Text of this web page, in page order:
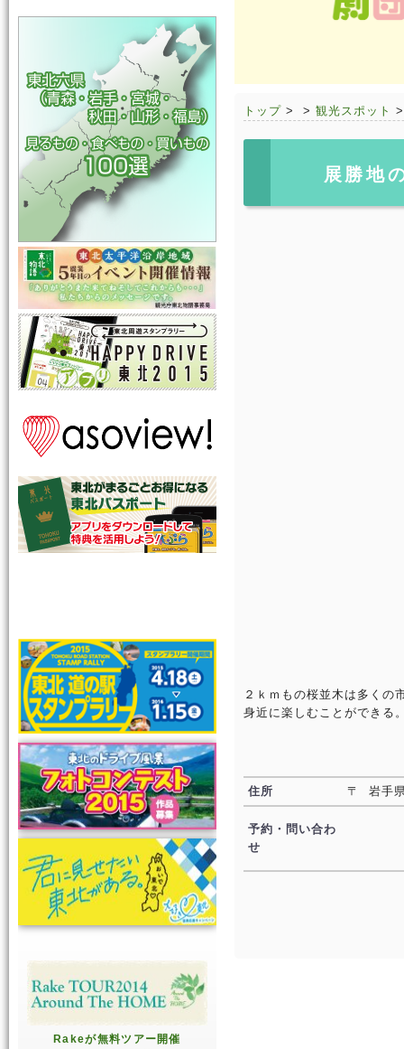
Rakeが無料ツアー開催
トップ > > 観光スポット
展勝地
２ｋｍもの桜並木は多くの
身近に楽しむことができる
住所 〒 岩手
予約・問い合わ
せ